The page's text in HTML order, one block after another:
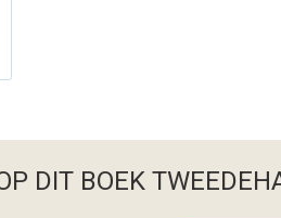
DIT BOEK